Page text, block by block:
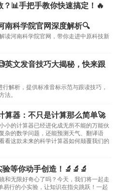
📊手把手教你快速搞定！🔥
南科学院官网深度解析🔍
读河南科学院官网，带你走进中原科技新
英文发音技巧大揭秘，快来跟
解析，提供标准音标示范与跟读技巧，
法。
算器：不只是计算那么简单🚀
小的计算器已经进化成无所不能的万能伙
杂的数学问题，还能预测天气、翻译语
看这款未来的科学计算器如何颠覆我们的
等你动手创造！🔬🔬🔬
和无限好奇心了吗？今天，我们将一起走
行的小实验，让知识在指尖跳跃！一起